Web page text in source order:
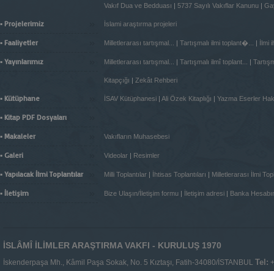
Vakıf Dua ve Bedduası 5737 Sayılı Vakıflar Kanunu
▪ Projelerimiz İslami araştırma projeleri
▪ Faaliyetler Milletlerarası tartışmal... Tartışmalı ilmi toplant�... İlmi
▪ Yayınlarımız Milletlerarası tartışmal... Tartışmalı ilmî toplant...
Kitapçığı Zekât Rehberi
▪ Kütüphane İSAV Kütüphanesi Ali Özek Kitaplığı Yazma Eserler
▪ Kitap PDF Dosyaları
▪ Makaleler Vakıfların Muhasebesi
▪ Galeri Videolar Resimler
▪ Yapılacak İlmi Toplantılar Milli Toplantılar İhtisas Toplantıları Milletlerarası İlmi
▪ İletişim Bize Ulaşın/İletişim formu İletişim adresi Banka
İSLÂMÎ İLİMLER ARAŞTIRMA VAKFI - KURULUŞ 1970
İskenderpaşa Mh., Kâmil Paşa Sokak, No. 5 Kıztaşı, Fatih-34080/İSTANBUL Tel: